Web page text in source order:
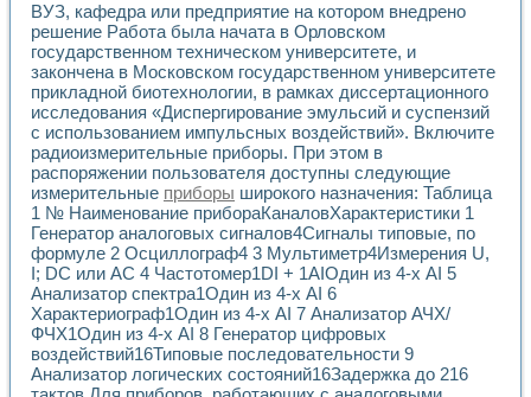
Устройство для изучения основ интерфейсов обмена по
Лабораторный практикум: изучение адиабатического
Стенд для исследования электрических переходных
Система статистической обработки результатов
Автоматизация лазерно-плазменных измерений с
Модельно-измерительный комплекс. Назначение. Состав.
Использование технологий NATIONAL INSTRUMENTS
Учебный практикум "Спектральный и корреляционный
Учебный стенд для исследования принципа действия
Оборудование и программное обеспечение учебных
Виртуальный лабораторный практикум для изучения
Управление роботом ТУР-10 средствами LabVIEW
Аппаратно-программный комплекс для исследования
Автоматизированный дистанционный лабораторный
Исследование возможности реставрации одномерных
Использование технологий NATIONAL INSTRUMENTS в
Разработка модификаций алгоритма полигармонической
Учебный стенд для исследования принципа действия
ВУЗ, кафедра или предприятие на котором внедрено
решение Работа была начата в Орловском
государственном техническом университете, и
закончена в Московском государственном университете
прикладной биотехнологии, в рамках диссертационного
исследования «Диспергирование эмульсий и суспензий
с использованием импульсных воздействий». Включите
радиоизмерительные приборы. При этом в
распоряжении пользователя доступны следующие
измерительные приборы широкого назначения: Таблица
1 № Наименование прибораКаналовХарактеристики 1
Генератор аналоговых сигналов4Сигналы типовые, по
формуле 2 Осциллограф4 3 Мультиметр4Измерения U,
I; DC или АС 4 Частотомер1DI + 1AIОдин из 4-х AI 5
Анализатор спектра1Один из 4-х AI 6
Характериограф1Один из 4-х AI 7 Анализатор АЧХ/
ФЧХ1Один из 4-х AI 8 Генератор цифровых
воздействий16Типовые последовательности 9
Анализатор логических состояний16Задержка до 216